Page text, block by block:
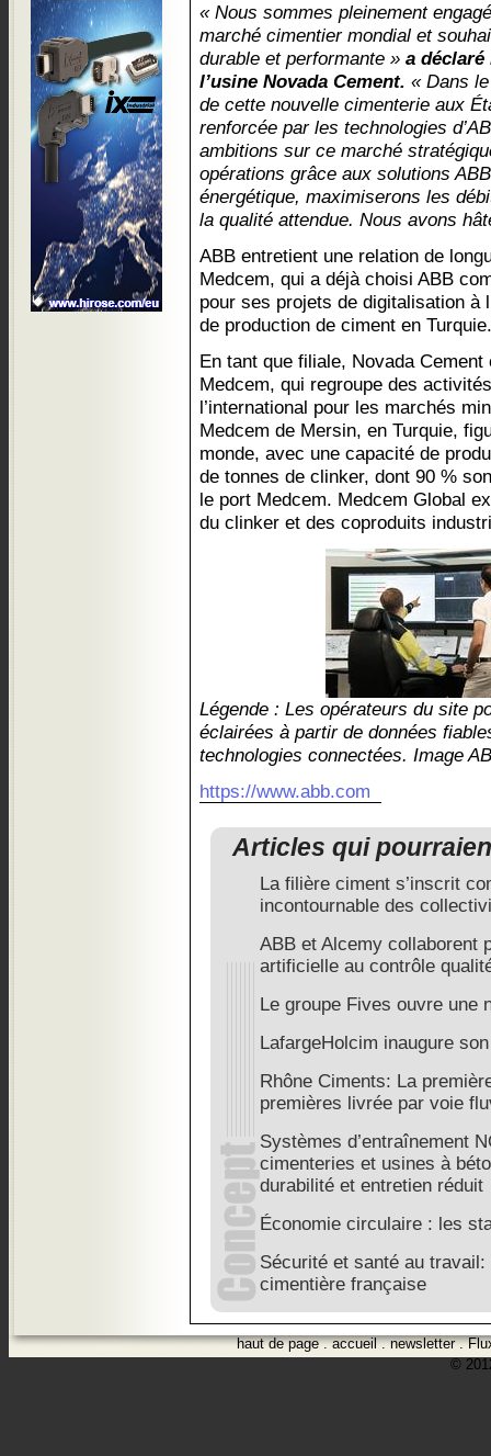
« Nous sommes pleinement
marché cimentier mondial et
durable et performante » a déclaré
l’usine Novada Cement. « Dans
de cette nouvelle cimenterie aux
renforcée par les technologies
ambitions sur ce marché
opérations grâce aux solutions
énergétique, maximiserons les
la qualité attendue. Nous avons
ABB entretient une relation de
Medcem, qui a déjà choisi ABB
pour ses projets de digitalisation à
de production de ciment en Turquie.
En tant que filiale, Novada
Medcem, qui regroupe des
l’international pour les marchés
Medcem de Mersin, en Turquie,
monde, avec une capacité de
de tonnes de clinker, dont 90 %
le port Medcem. Medcem Global
du clinker et des coproduits
Légende : Les opérateurs du site
éclairées à partir de données
technologies connectées. Image
https://www.abb.com
Articles qui
La filière ciment s’inscrit
incontournable des
ABB et Alcemy collaborent
artificielle au contrôle
Le groupe Fives ouvre une
LafargeHolcim inaugure
Rhône Ciments: La
premières livrée par voie
Systèmes d’entraînement
cimenteries et usines à
durabilité et entretien réduit
Économie circulaire : les
Sécurité et santé au
cimentière française
haut de page.accueil.newsletter.
©